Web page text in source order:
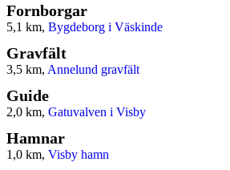
Fornborgar
5,1 km, Bygdeborg i Väskinde
Gravfält
3,5 km, Annelund gravfält
Guide
2,0 km, Gatuvalven i Visby
Hamnar
1,0 km, Visby hamn